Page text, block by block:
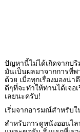
ปัญหานี้ไม่ได้เกิดจากปริ
มันเป็นผลมาจากการที่พ
ด้วย เมื่อทุกเรื่องมองน่
ดีๆที่จะทำให้ท่านได้เจ
เลยนะครับ!
เริ่มจากอารมณ์สำหรับ
สำหรับการดูหนังออนไ